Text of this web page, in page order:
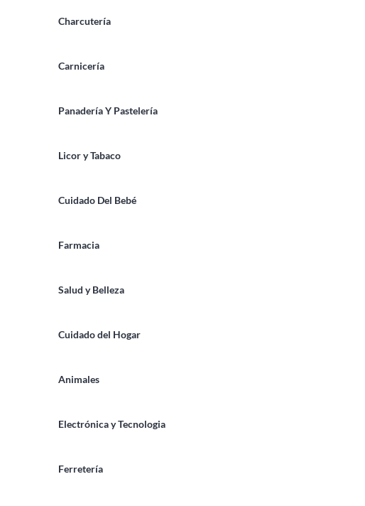
Charcutería
Carnicería
Panadería Y Pastelería
Licor y Tabaco
Cuidado Del Bebé
Farmacia
Salud y Belleza
Cuidado del Hogar
Animales
Electrónica y Tecnologia
Ferretería